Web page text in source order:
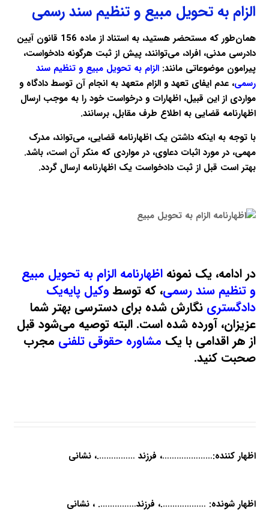
الزام به تحویل مبیع و تنظیم سند رسمی
​همان‌طور که مستحضر هستید، به استناد از ماده 156 قانون آیین
دادرسی مدنی، افراد، می‌توانند، پیش از ثبت هرگونه دادخواست،
پیرامون موضوعاتی مانند: الزام به تحویل مبیع و تنظیم سند
رسمی، عدم ایفای تعهد و الزام متعهد به انجام آن توسط دادگاه و
مواردی از این قبیل، اظهارات و درخواست خود را به موجب ارسال
اظهارنامه قضایی به اطلاع طرف مقابل، برسانند.
با توجه به اینکه داشتن یکاظهارنامه قضایی، می‌تواند، مدرک
مهمی، در مورد اثبات دعاوی، در مواردی که منکر آن است، باشد.
بهتر است قبل از ثبت دادخواست یک اظهارنامه ارسال گردد.
در ادامه، یک نمونه اظهارنامه الزام به تحویل مبیع
و تنظیم سند رسمی، که توسطوکیل پایه‌یک
دادگستری نگارش شده برای دسترسی بهتر شما
عزیزان، آورده شده است. البته توصیه می‌شود قبل
از هر اقدامی با یک مشاوره حقوقی تلفنی مجرب
صحبت کنید.
اظهار کننده:…………………، فرزند …………….، نشانی
اظهار شونده: ……………….، فرزند……………. ، نشانی